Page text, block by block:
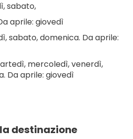
sabato,
aprile: giovedì
sabato, domenica. Da aprile:
mercoledì, venerdì,
Da aprile: giovedì
destinazione